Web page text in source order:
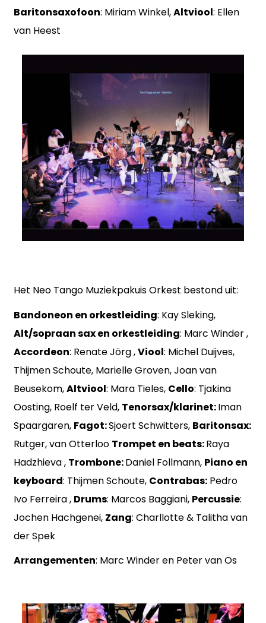
Baritonsaxofoon: Miriam Winkel,Altviool: Ellen
van Heest
Het Neo Tango Muziekpakuis Orkest bestond uit:
Bandoneon en orkestleiding: Kay Sleking,
Alt/sopraan sax en orkestleiding: Marc Winder ,
Accordeon: Renate Jörg ,Viool: Michel Duijves,
Thijmen Schoute, Marielle Groven, Joan van
Beusekom,Altviool: Mara Tieles, Cello: Tjakina
Oosting, Roelf ter Veld, Tenorsax/klarinet:Iman
Spaargaren, Fagot:Sjoert Schwitters, Baritonsax:
Rutger, van Otterloo Trompet en beats:Raya
Hadzhieva , Trombone:Daniel Follmann, Piano en
keyboard: Thijmen Schoute, Contrabas:Pedro
Ivo Ferreira , Drums: Marcos Baggiani, Percussie:
Jochen Hachgenei, Zang: Charllotte & Talitha van
der Spek
Arrangementen: Marc Winder en Peter van Os